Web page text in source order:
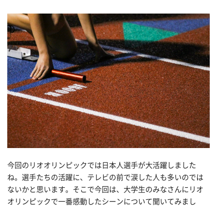
今回のリオオリンピックでは日本人選手が大活躍しました
ね。選手たちの活躍に、テレビの前で涙した人も多いのでは
ないかと思います。そこで今回は、大学生のみなさんにリオ
オリンピックで一番感動したシーンについて聞いてみまし